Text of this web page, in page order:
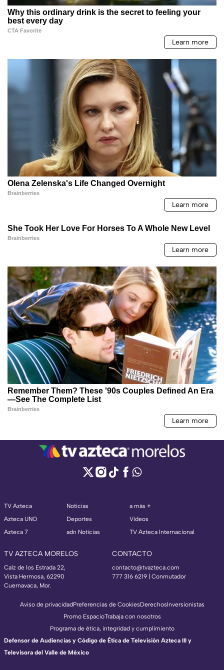
TV Azteca
Azteca UNO
Azteca 7
Noticias
Deportes
adn Noticias
a más +
Videos
TV Azteca Internacional
TV AZTECA MORELOS
Calz de los Estrada 22,
Vista Hermosa, 62290
Cuernavaca, Mor.
CONTACTO
contacto@tvazteca.com
777 316 6219 | Conmutador
Aviso de privacidadPreferencias de CookiesDerechosInversionistas
Promo EspacioTrabaja con nosotros
Programa de ética, integridad y cumplimiento
Defensor de Audiencias y Código de Ética de Televisión Azteca III y
Televisora del Valle de México